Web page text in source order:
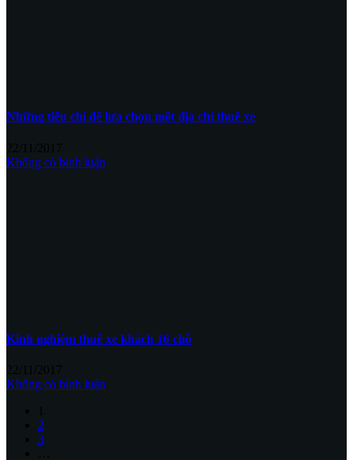
Những tiêu chí để lựa chọn một địa chỉ thuê xe
Không có bình luận
Kinh nghiệm thuê xe khách 16 chỗ
Không có bình luận
2
3